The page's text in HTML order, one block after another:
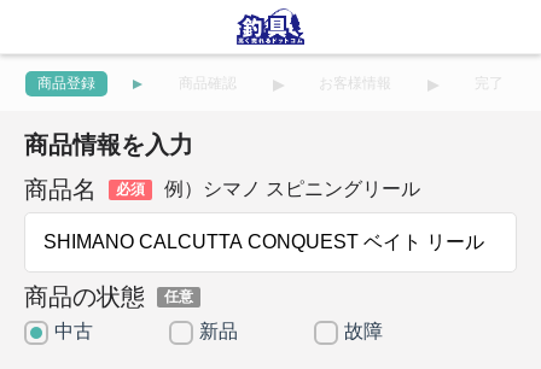
商品登録 商品確認 お客様情報 完了
商品情報を入力
商品名
必須 例）シマノ スピニングリール
商品の状態 任意
中古 新品 故障